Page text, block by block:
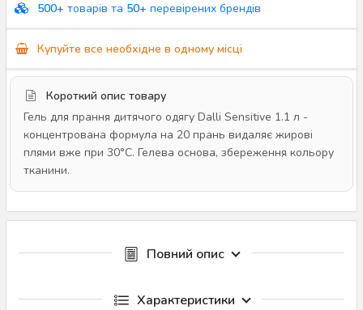
500+ товарів та 50+ перевірених брендів
Купуйте все необхідне в одному місці
Короткий опис товару
Гель для прання дитячого одягу Dalli Sensitive 1.1 л -
концентрована формула на 20 прань видаляє жирові
плями вже при 30°C. Гелева основа, збереження кольору
тканини.
Повний опис
Характеристики